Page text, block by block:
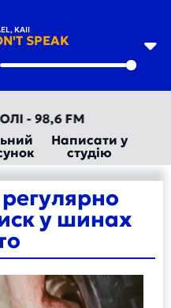
KAII
SPEAK
- 98,6 FM
Написати у
студію
у шинах